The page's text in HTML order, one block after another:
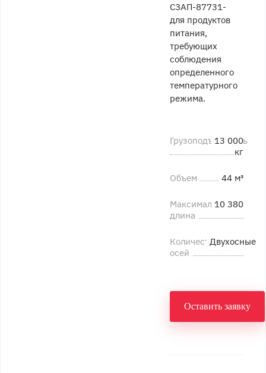
СЗАП-87731-
для продуктов
питания,
требующих
соблюдения
определенного
температурного
режима.
Грузоподъемность
13 000
кг
Объем 44 м³
Максимальная
длина
10 380
Количество
осей
Двухосные
Оставить заявку